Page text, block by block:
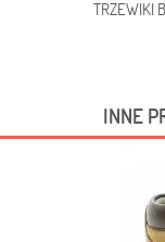
TRZEWIKI
INNE